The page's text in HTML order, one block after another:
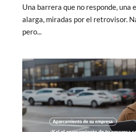
Una barrera que no responde, una
alarga, miradas por el retrovisor.
pero...